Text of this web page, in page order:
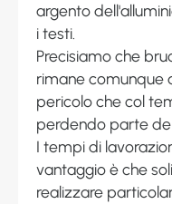
argento
i testi.
Precisiamo che
rimane comunque
pericolo che col
perdendo parte
I tempi di
vantaggio è che
realizzare